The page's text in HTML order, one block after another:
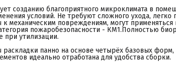
созданию благоприятного микроклимата в
условий. Не требуют сложного ухода,
к механическим повреждениям, могут
пожаробезопасности - КМ1.Полностью
утилизации.
раскладки панно на основе четырёх базовых
идеально отработана для удобства сборки.